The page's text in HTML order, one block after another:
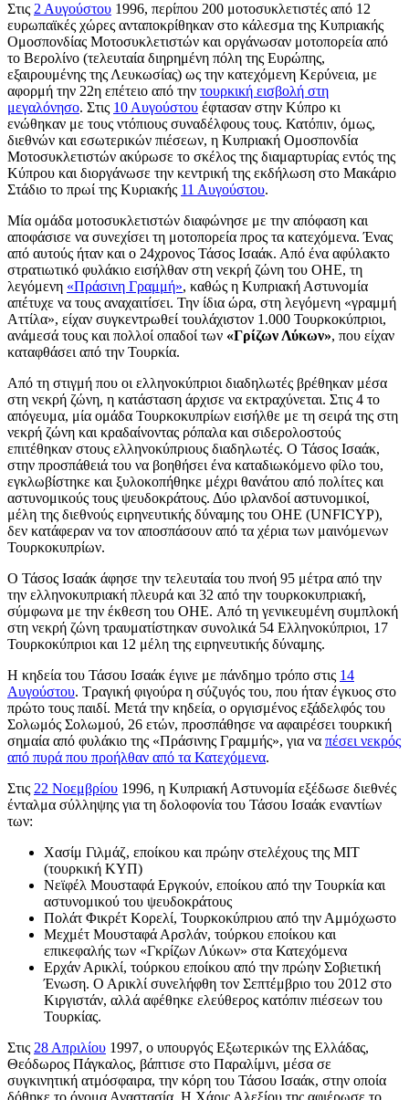
Στις 2 Αυγούστου 1996, περίπου 200 μοτοσυκλετιστές από 12
ευρωπαϊκές χώρες ανταποκρίθηκαν στο κάλεσμα της Κυπριακής
Ομοσπονδίας Μοτοσυκλετιστών και οργάνωσαν μοτοπορεία από
το Βερολίνο (τελευταία διηρημένη πόλη της Ευρώπης,
εξαιρουμένης της Λευκωσίας) ως την κατεχόμενη Κερύνεια, με
αφορμή την 22η επέτειο από την τουρκική εισβολή στη
μεγαλόνησο. Στις 10 Αυγούστου έφτασαν στην Κύπρο κι
ενώθηκαν με τους ντόπιους συναδέλφους τους. Κατόπιν, όμως,
διεθνών και εσωτερικών πιέσεων, η Κυπριακή Ομοσπονδία
Μοτοσυκλετιστών ακύρωσε το σκέλος της διαμαρτυρίας εντός της
Κύπρου και διοργάνωσε την κεντρική της εκδήλωση στο Μακάριο
Στάδιο το πρωί της Κυριακής 11 Αυγούστου.
Μία ομάδα μοτοσυκλετιστών διαφώνησε με την απόφαση και
αποφάσισε να συνεχίσει τη μοτοπορεία προς τα κατεχόμενα. Ένας
από αυτούς ήταν και ο 24χρονος Τάσος Ισαάκ. Από ένα αφύλακτο
στρατιωτικό φυλάκιο εισήλθαν στη νεκρή ζώνη του ΟΗΕ, τη
λεγόμενη «Πράσινη Γραμμή», καθώς η Κυπριακή Αστυνομία
απέτυχε να τους αναχαιτίσει. Την ίδια ώρα, στη λεγόμενη «γραμμή
Αττίλα», είχαν συγκεντρωθεί τουλάχιστον 1.000 Τουρκοκύπριοι,
ανάμεσά τους και πολλοί οπαδοί των «Γρίζων Λύκων», που είχαν
καταφθάσει από την Τουρκία.
Από τη στιγμή που οι ελληνοκύπριοι διαδηλωτές βρέθηκαν μέσα
στη νεκρή ζώνη, η κατάσταση άρχισε να εκτραχύνεται. Στις 4 το
απόγευμα, μία ομάδα Τουρκοκυπρίων εισήλθε με τη σειρά της στη
νεκρή ζώνη και κραδαίνοντας ρόπαλα και σιδερολοστούς
επιτέθηκαν στους ελληνοκύπριους διαδηλωτές. Ο Τάσος Ισαάκ,
στην προσπάθειά του να βοηθήσει ένα καταδιωκόμενο φίλο του,
εγκλωβίστηκε και ξυλοκοπήθηκε μέχρι θανάτου από πολίτες και
αστυνομικούς τους ψευδοκράτους. Δύο ιρλανδοί αστυνομικοί,
μέλη της διεθνούς ειρηνευτικής δύναμης του ΟΗΕ (UNFICYP),
δεν κατάφεραν να τον αποσπάσουν από τα χέρια των μαινόμενων
Τουρκοκυπρίων.
Ο Τάσος Ισαάκ άφησε την τελευταία του πνοή 95 μέτρα από την
την ελληνοκυπριακή πλευρά και 32 από την τουρκοκυπριακή,
σύμφωνα με την έκθεση του OHE. Από τη γενικευμένη συμπλοκή
στη νεκρή ζώνη τραυματίστηκαν συνολικά 54 Ελληνοκύπριοι, 17
Τουρκοκύπριοι και 12 μέλη της ειρηνευτικής δύναμης.
Η κηδεία του Τάσου Ισαάκ έγινε με πάνδημο τρόπο στις 14
Αυγούστου. Τραγική φιγούρα η σύζυγός του, που ήταν έγκυος στο
πρώτο τους παιδί. Μετά την κηδεία, ο οργισμένος εξάδελφός του
Σολωμός Σολωμού, 26 ετών, προσπάθησε να αφαιρέσει τουρκική
σημαία από φυλάκιο της «Πράσινης Γραμμής», για να πέσει νεκρός
από πυρά που προήλθαν από τα Κατεχόμενα.
Στις 22 Νοεμβρίου 1996, η Κυπριακή Αστυνομία εξέδωσε διεθνές
ένταλμα σύλληψης για τη δολοφονία του Τάσου Ισαάκ εναντίων
των:
Χασίμ Γιλμάζ, εποίκου και πρώην στελέχους της ΜΙΤ
(τουρκική ΚΥΠ)
Νεϊφέλ Μουσταφά Εργκούν, εποίκου από την Τουρκία και
αστυνομικού του ψευδοκράτους
Πολάτ Φικρέτ Κορελί, Τουρκοκύπριου από την Αμμόχωστο
Μεχμέτ Μουσταφά Αρσλάν, τούρκου εποίκου και
επικεφαλής των «Γκρίζων Λύκων» στα Κατεχόμενα
Ερχάν Αρικλί, τούρκου εποίκου από την πρώην Σοβιετική
Ένωση. Ο Αρικλί συνελήφθη τον Σεπτέμβριο του 2012 στο
Κιργιστάν, αλλά αφέθηκε ελεύθερος κατόπιν πιέσεων του
Τουρκίας.
Στις 28 Απριλίου 1997, ο υπουργός Εξωτερικών της Ελλάδας,
Θεόδωρος Πάγκαλος, βάπτισε στο Παραλίμνι, μέσα σε
συγκινητική ατμόσφαιρα, την κόρη του Τάσου Ισαάκ, στην οποία